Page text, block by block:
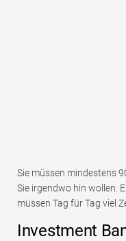
Sie müssen mindestens
Sie irgendwo hin wollen.
müssen Tag für Tag viel
Investment